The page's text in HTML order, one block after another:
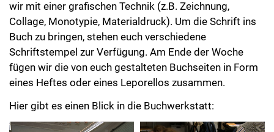
wir mit einer grafischen Technik (z.B. Zeichnung,
Collage, Monotypie, Materialdruck). Um die Schrift ins
Buch zu bringen, stehen euch verschiedene
Schriftstempel zur Verfügung. Am Ende der Woche
fügen wir die von euch gestalteten Buchseiten in Form
eines Heftes oder eines Leporellos zusammen.
Hier gibt es einen Blick in die Buchwerkstatt: